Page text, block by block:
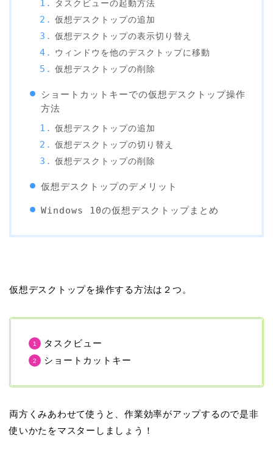
タスクビューの起動方法
仮想デスクトップの追加
仮想デスクトップの表示切り替え
ウィンドウを他のデスクトップに移動
仮想デスクトップの削除
ショートカットキーでの仮想デスクトップ操作
方法
仮想デスクトップの追加
仮想デスクトップの切り替え
仮想デスクトップの削除
仮想デスクトップのデメリット
Windows 10の仮想デスクトップまとめ
仮想デスクトップを操作する方法は２つ。
タスクビュー
ショートカットキー
両方くみあわせて使うと、作業効率がアップするので是非
使いかたをマスターしましょう！